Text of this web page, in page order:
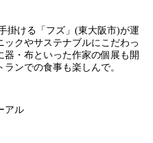
掛ける「フズ」(東大阪市)が運
クやサステナブルにこだわっ
・布といった作家の個展も開
ンでの食事も楽しんで。
アル